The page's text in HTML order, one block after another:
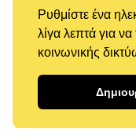
Ρυθμίστε ένα
λίγα λεπτά για
κοινωνικής